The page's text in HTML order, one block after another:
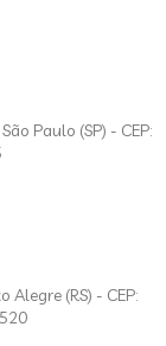
Paulo (SP) - CEP:
(RS) - CEP: